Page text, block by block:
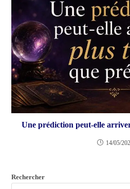
Une prédiction peut-elle
14/05/
Rechercher